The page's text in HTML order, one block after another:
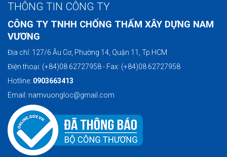
THÔNG TIN CÔNG TY
CÔNG TY TNHH CHỐNG THẤM XÂY DỰNG NAM
VƯƠNG
Địa chỉ: 127/6 Âu Cơ, Phường 14, Quận 11, Tp.HCM
Điện thoại: (+84)08 62727958 - Fax: (+84)08 62727958
Hotline: 0903663413
Email: namvuongloc@gmail.com